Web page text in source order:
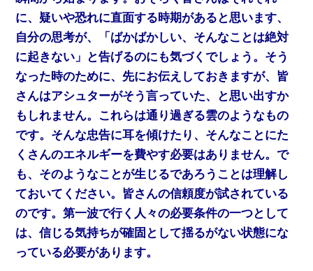
に、疑いや恐れに直面する時期があると思います、
自分の思考が、「ばかばかしい、そんなことは絶対
に起きない」と告げるのにも気づくでしょう。そう
なった時のために、先にお伝えしておきますが、皆
さんはアシュターがそう言っていた、と思い出すか
もしれません。これらは通り過ぎる雲のようなもの
です。そんな忠告に耳を傾けたり、そんなことにた
くさんのエネルギーを費やす必要はありません。で
も、そのようなことが生じるであろうことは理解し
ておいてください。皆さんの信頼度が試されている
のです。第一波で行く人々の必要条件の一つとして
は、信じる気持ちが確固として揺るがない状態にな
っている必要があります。